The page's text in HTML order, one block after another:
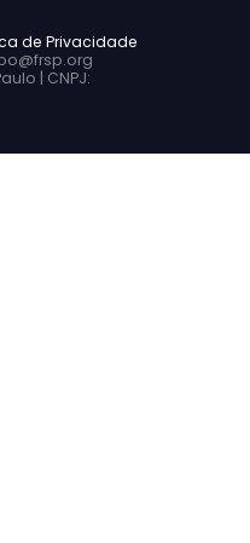
de Privacidade
| CNPJ: